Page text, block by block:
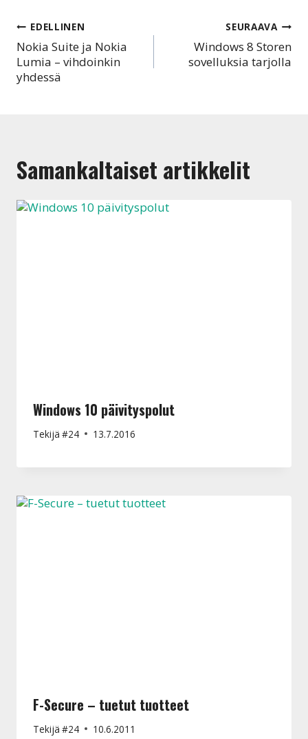
Artikkelien
selaus
EDELLINEN
Nokia Suite ja Nokia
Lumia – vihdoinkin
yhdessä
SEURAAVA
Windows 8 Storen
sovelluksia tarjolla
Samankaltaiset artikkelit
Windows 10 päivityspolut
Tekijä #24 13.7.2016
F-Secure – tuetut tuotteet
Tekijä #24 10.6.2011